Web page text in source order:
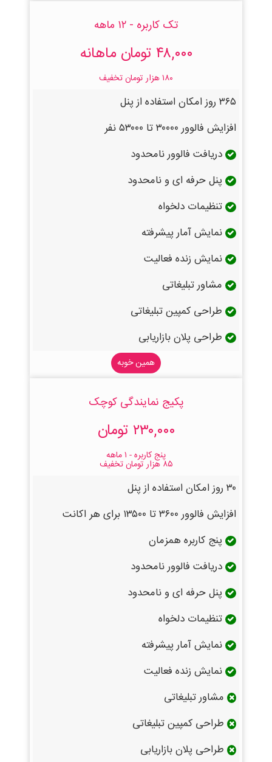
تک کاربره - ۱۲ ماهه
۴۸,۰۰۰ تومان ماهانه
۱۸۰ هزار تومان تخفیف
۳۶۵ روز امکان استفاده از پنل
افزایش فالوور ۳۰۰۰۰ تا ۵۳۰۰۰ نفر
دریافت فالوور نامحدود
پنل حرفه ای و نامحدود
تنظیمات دلخواه
نمایش آمار پیشرفته
نمایش زنده فعالیت
مشاور تبلیغاتی
طراحی کمپین تبلیغاتی
طراحی پلان بازاریابی
همین خوبه
پکیج نمایندگی کوچک
۲۳۰,۰۰۰ تومان
پنج کاربره - ۱ ماهه
۸۵ هزار تومان تخفیف
۳۰ روز امکان استفاده از پنل
افزایش فالوور ۳۶۰۰ تا ۱۳۵۰۰ برای هر اکانت
پنج کاربره همزمان
دریافت فالوور نامحدود
پنل حرفه ای و نامحدود
تنظیمات دلخواه
نمایش آمار پیشرفته
نمایش زنده فعالیت
مشاور تبلیغاتی
طراحی کمپین تبلیغاتی
طراحی پلان بازاریابی